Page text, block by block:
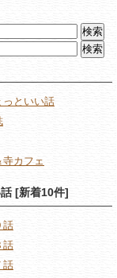
っといい話
寺カフェ
[新着10件]
話
話
話